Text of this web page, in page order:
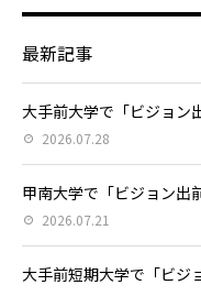
最新記事
大手前大学で「ビジョン
2026.07.28
甲南大学で「ビジョン出
2026.07.21
大手前短期大学で「ビジ